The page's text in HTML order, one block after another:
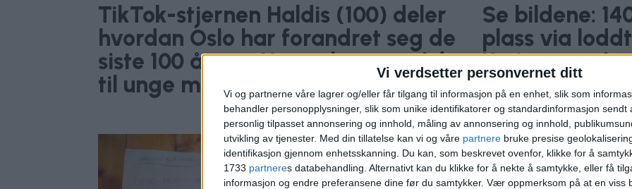
Vi verdsetter personvernet ditt
Vi og partnerne våre lagrer og/eller får tilgang til informasjon på en enhet, slik som
behandler personopplysninger, slik som unike identifikatorer og standardinformasjon sendt
personlig tilpasset annonsering og innhold, måling av annonsering og innhold,
utvikling av tjenester. Med din tillatelse kan vi og våre partnere bruke presise
identifikasjon gjennom enhetsskanning. Du kan, som beskrevet ovenfor, klikke for å
1733 partneres databehandling. Alternativt kan du klikke for å nekte å samtykke, eller få
informasjon og endre preferansene dine før du samtykker. Vær oppmerksom på at en viss
TikTok-stjernen Haldis (100) deler
hvordan Oslo har forandret seg de
siste 100 årene. Her er hennes råd
til unge mennesker
Se bildene:
plass via
Karianne
da første
kurs mot